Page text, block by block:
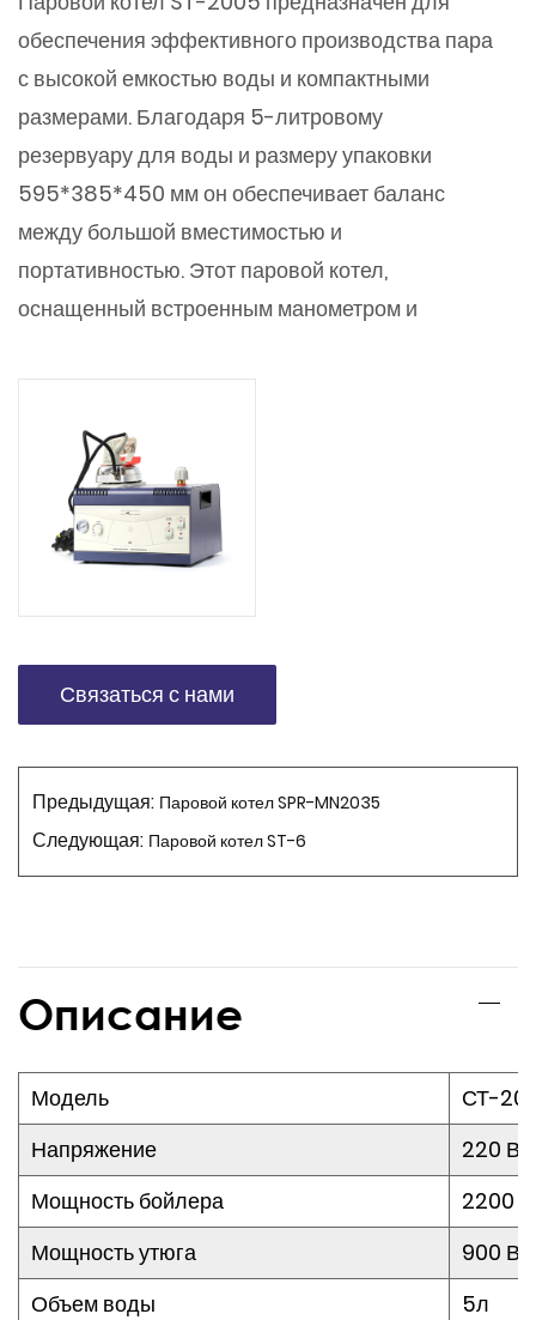
обеспечения эффективного производства пара
с высокой емкостью воды и компактными
размерами. Благодаря 5-литровому
резервуару для воды и размеру упаковки
595*385*450 мм он обеспечивает баланс
между большой вместимостью и
портативностью. Этот паровой котел,
оснащенный встроенным манометром и
обеспечивает безопасную и надежную работу в
различных областях применения. Большой
объем воды снижает необходимость частого
долива воды, что позволяет использовать пар
в течение более длительного периода
Связаться с нами
Предыдущая: Паровой котел SPR-MN2035
Следующая: Паровой котел ST-6
Описание
Модель
СТ-
Напряжение
220 В/
Мощность бойлера
2200
Мощность утюга
900 Вт
Объем воды
5л